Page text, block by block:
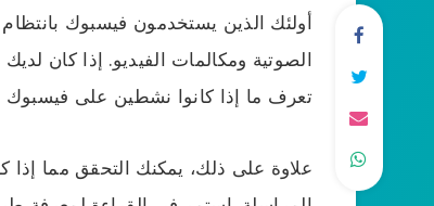
أولئك الذين يستخدمون فيسبوك
الصوتية ومكالمات الفيديو. إذا كان
تعرف ما إذا كانوا نشطين على
علاوة على ذلك، يمكنك التحقق مما إذا